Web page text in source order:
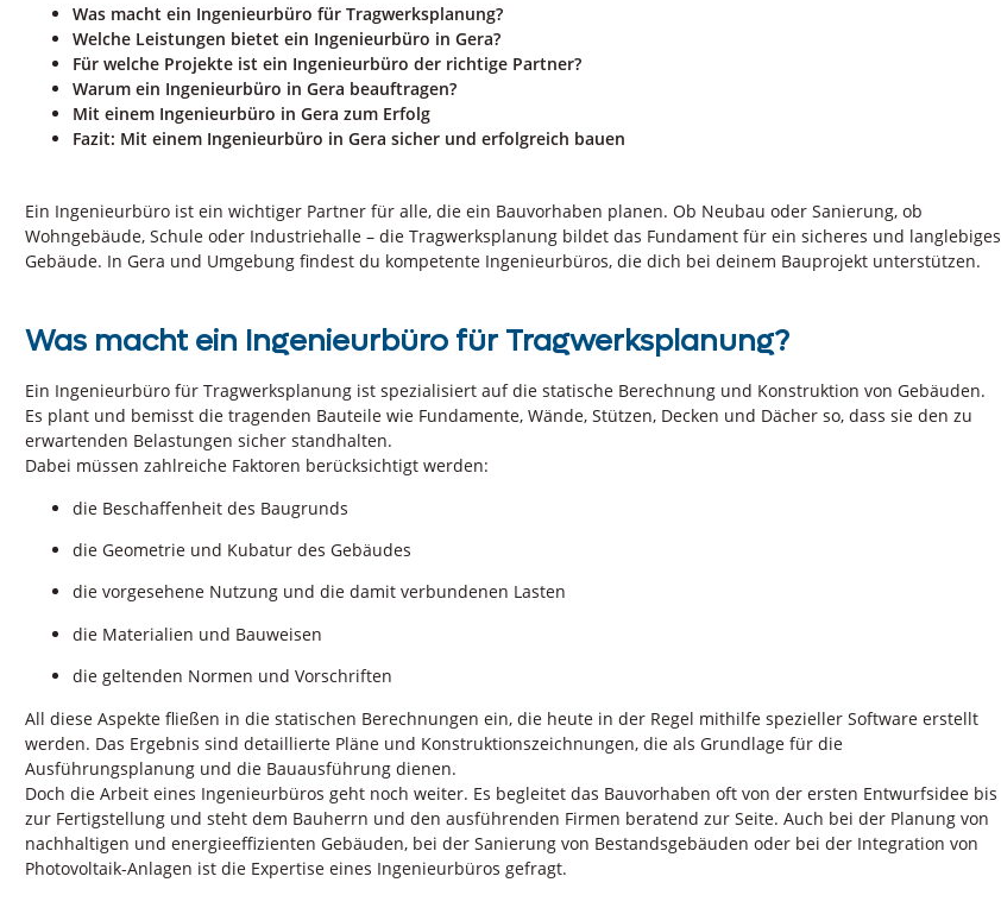
Was macht ein Ingenieurbüro für Tragwerksplanung?
Welche Leistungen bietet ein Ingenieurbüro in Gera?
Für welche Projekte ist ein Ingenieurbüro der richtige Partner?
Warum ein Ingenieurbüro in Gera beauftragen?
Mit einem Ingenieurbüro in Gera zum Erfolg
Fazit: Mit einem Ingenieurbüro in Gera sicher und erfolgreich bauen
Ein Ingenieurbüro ist ein wichtiger Partner für alle, die ein Bauvorhaben planen. Ob Neubau oder Sanierung, ob
Wohngebäude, Schule oder Industriehalle – die Tragwerksplanung bildet das Fundament für ein sicheres und langlebiges
Gebäude. In Gera und Umgebung findest du kompetente Ingenieurbüros, die dich bei deinem Bauprojekt unterstützen.
Was macht ein Ingenieurbüro für Tragwerksplanung?
Ein Ingenieurbüro für Tragwerksplanung ist spezialisiert auf die statische Berechnung und Konstruktion von Gebäuden.
Es plant und bemisst die tragenden Bauteile wie Fundamente, Wände, Stützen, Decken und Dächer so, dass sie den zu
erwartenden Belastungen sicher standhalten.
Dabei müssen zahlreiche Faktoren berücksichtigt werden:
die Beschaffenheit des Baugrunds
die Geometrie und Kubatur des Gebäudes
die vorgesehene Nutzung und die damit verbundenen Lasten
die Materialien und Bauweisen
die geltenden Normen und Vorschriften
All diese Aspekte fließen in die statischen Berechnungen ein, die heute in der Regel mithilfe spezieller Software erstellt
werden. Das Ergebnis sind detaillierte Pläne und Konstruktionszeichnungen, die als Grundlage für die
Ausführungsplanung und die Bauausführung dienen.
Doch die Arbeit eines Ingenieurbüros geht noch weiter. Es begleitet das Bauvorhaben oft von der ersten Entwurfsidee bis
zur Fertigstellung und steht dem Bauherrn und den ausführenden Firmen beratend zur Seite. Auch bei der Planung von
nachhaltigen und energieeffizienten Gebäuden, bei der Sanierung von Bestandsgebäuden oder bei der Integration von
Photovoltaik-Anlagen ist die Expertise eines Ingenieurbüros gefragt.